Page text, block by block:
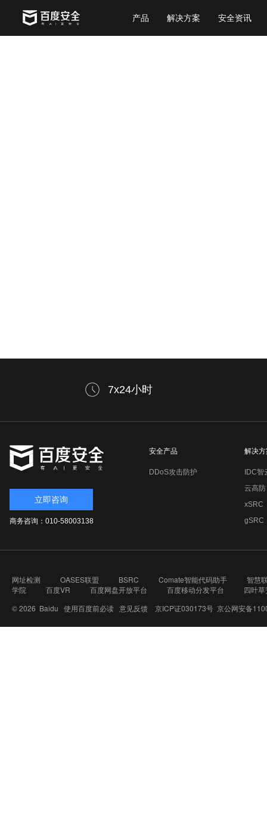
产品 解决方案 安全资讯
7x24小时
立即咨询
商务咨询：010-58003138
安全产品
DDoS攻击防护
解决
IDC智
云高防
xSRC
gSRC
网址检测 OASES联盟 BSRC Comate智能代码助手
智慧
学院
百度VR 百度网盘开放平台 百度移动分发平台
四叶
© 2026 Baidu 使用百度前必读 意见反馈 京ICP证030173号 京公网安备